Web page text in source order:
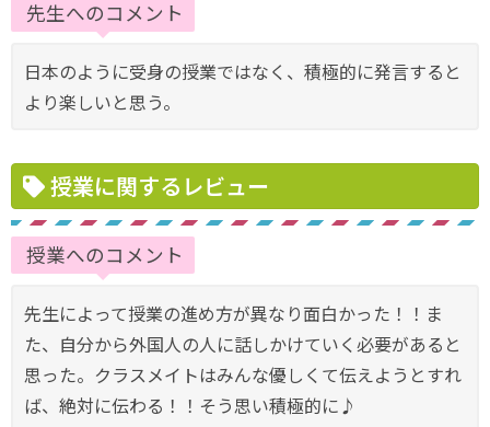
先生へのコメント
日本のように受身の授業ではなく、積極的に発言すると
より楽しいと思う。
授業に関するレビュー
授業へのコメント
先生によって授業の進め方が異なり面白かった！！ま
た、自分から外国人の人に話しかけていく必要があると
思った。クラスメイトはみんな優しくて伝えようとすれ
ば、絶対に伝わる！！そう思い積極的に♪